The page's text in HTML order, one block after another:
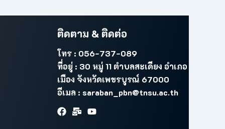
ติดตาม & ติดต่อ
โทร : 056-737-089
ที่อยู่ : 30 หมู่ 11 ตำบลสะเดียง อำเภอ
เมือง จังหวัดเพชรบูรณ์ 67000
อีเมล : saraban_pbn@tnsu.ac.th